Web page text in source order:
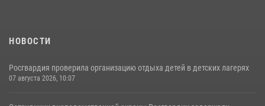
НОВОСТИ
Росгвардия проверила организацию отдыха детей в детских лагерях
07 августа 2026, 10:07